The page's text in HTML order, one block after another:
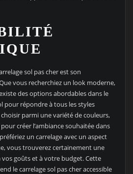
sol pas cher est son
vous recherchiez un look moderne,
des options abordables dans le
pour répondre à tous les styles
parmi une variété de couleurs,
créer l’ambiance souhaitée dans
un carrelage avec un aspect
vous trouverez certainement une
goûts et à votre budget. Cette
le carrelage sol pas cher accessible